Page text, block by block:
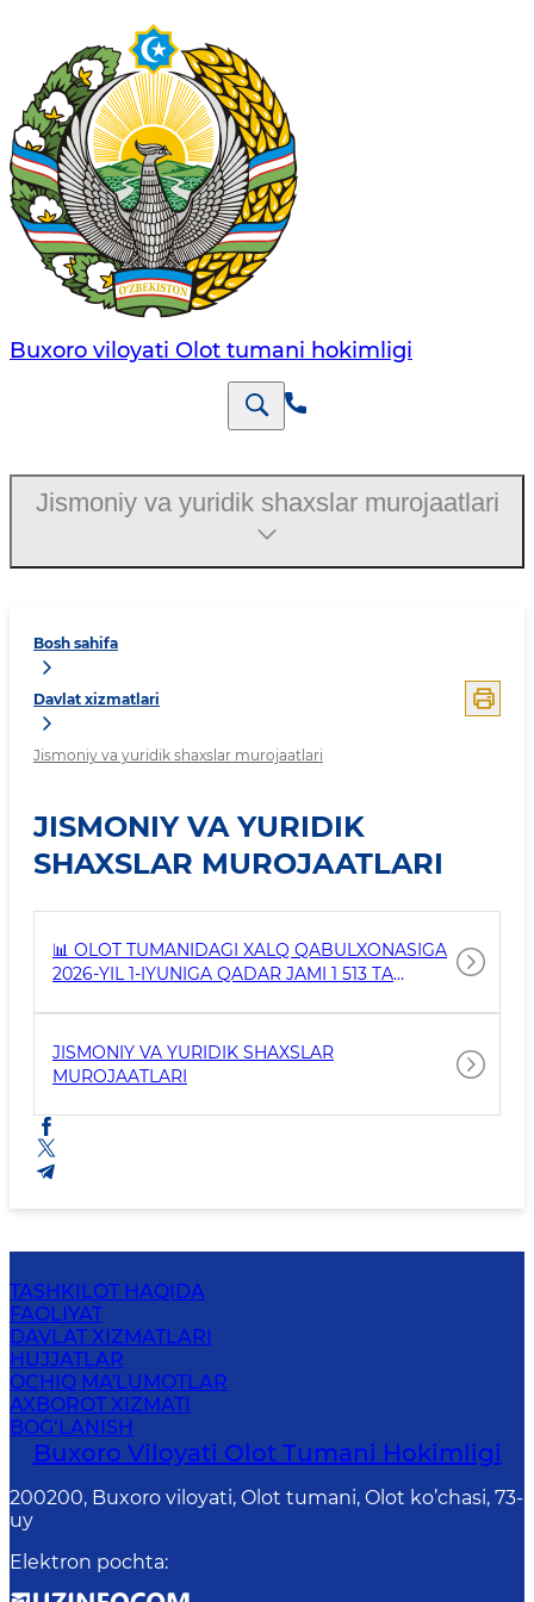
Buxoro viloyati Olot tumani hokimligi
Bosh sahifa
Davlat xizmatlari
Jismoniy va yuridik shaxslar murojaatlari
JISMONIY VA YURIDIK
SHAXSLAR MUROJAATLARI
📊 OLOT TUMANIDAGI XALQ QABULXONASIGA
2026-YIL 1-IYUNIGA QADAR JAMI 1 513 TA
JISMONIY VA YURIDIK SHAXSLAR
MUROJAATLARI
Jismoniy va yuridik shaxslar murojaatlari
TASHKILOT HAQIDA
FAOLIYAT
DAVLAT XIZMATLARI
HUJJATLAR
OCHIQ MA'LUMOTLAR
AXBOROT XIZMATI
BOG‘LANISH
Buxoro Viloyati Olot Tumani Hokimligi
200200, Buxoro viloyati, Olot tumani, Olot ko’chasi, 73-
uy
Elektron pochta: